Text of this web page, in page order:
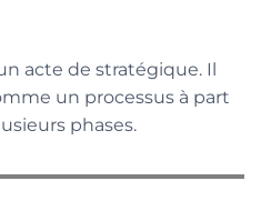
acte de stratégique. Il
un processus à part
phases.